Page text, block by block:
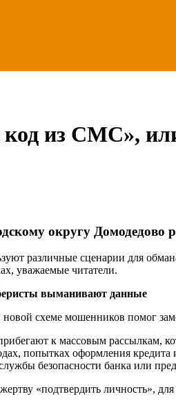
код из СМС»,
округу Домодедово
различные сценарии для
уважаемые читатели.
выманивают данные
новой схеме мошенников помог
к массовым рассылкам,
попытках оформления
безопасности банка или
жертву «подтвердить личность»,